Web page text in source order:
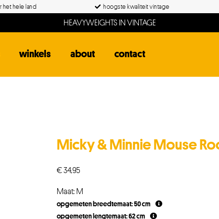
het hele land hoogste kwaliteit vintage
HEAVYWEIGHTS IN VINTAGE
winkels about contact
Micky & Minnie Mouse
€34,95
Maat: M
opgemeten breedtemaat: 50 cm
opgemeten lengtemaat: 62 cm